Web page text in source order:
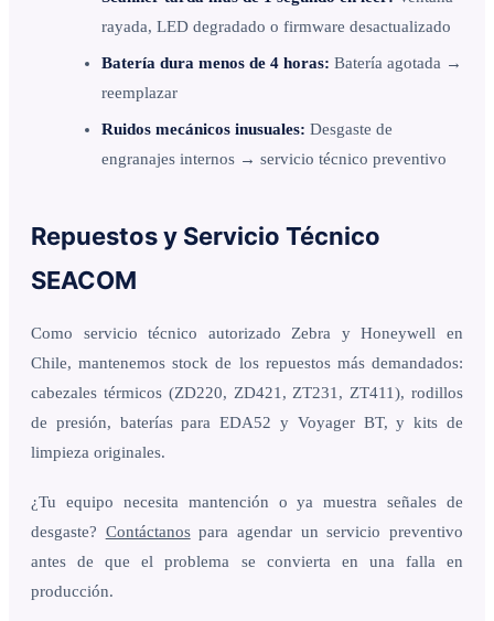
rayada, LED degradado o firmware desactualizado
Batería dura menos de 4 horas: Batería agotada →
reemplazar
Ruidos mecánicos inusuales: Desgaste de
engranajes internos → servicio técnico preventivo
Repuestos y Servicio Técnico
SEACOM
Como servicio técnico autorizado Zebra y Honeywell en
Chile, mantenemos stock de los repuestos más demandados:
cabezales térmicos (ZD220, ZD421, ZT231, ZT411), rodillos
de presión, baterías para EDA52 y Voyager BT, y kits de
limpieza originales.
¿Tu equipo necesita mantención o ya muestra señales de
desgaste? Contáctanospara agendar un servicio preventivo
antes de que el problema se convierta en una falla en
producción.